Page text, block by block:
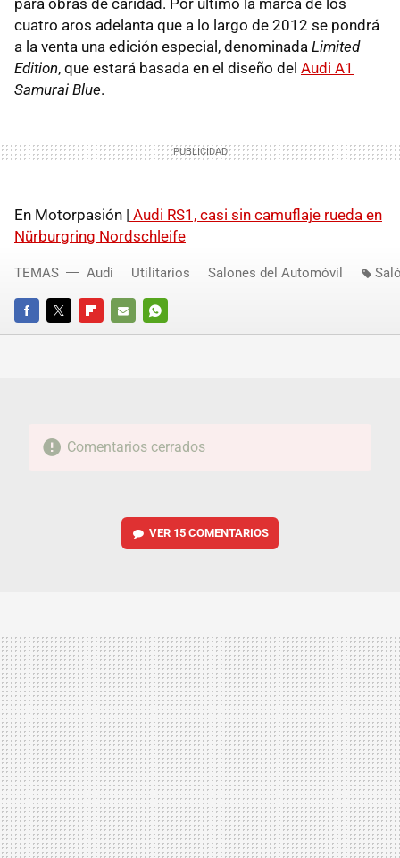
cuatro aros adelanta que a lo largo de 2012 se pondrá
a la venta una edición especial, denominada Limited
Edition, que estará basada en el diseño del Audi A1
Samurai Blue.
En Motorpasión | Audi RS1, casi sin camuflaje rueda en
Nürburgring Nordschleife
FACEBOOKTWITTERFLIPBOARD
E-
WHATSAPP
TEMAS Audi Utilitarios Salones del Automóvil
Comentarios cerrados
VER 15 COMENTARIOS